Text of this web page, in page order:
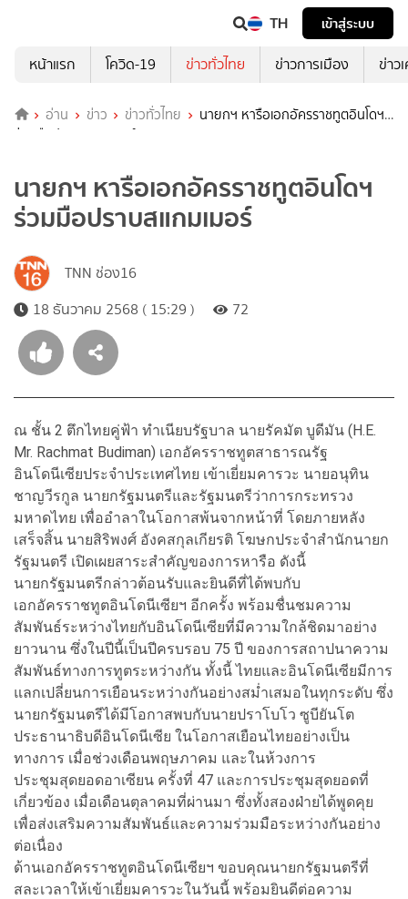
TH
เข้าสู่ระบบ
หน้าแรก
โควิด-19 ข่าวทั่วไทย ข่าวการเมือง ข่าว
อ่าน ข่าว ข่าวทั่วไทย
นายกฯ หารือเอกอัครราชทูตอินโดฯ
ร่วมมือปราบสแกมเมอร์
นายกฯ หารือเอกอัครราชทูตอินโดฯ
ร่วมมือปราบสแกมเมอร์
TNN ช่อง16
18 ธันวาคม 2568 ( 15:29 )
72
ณ ชั้น 2 ตึกไทยคู่ฟ้า ทำเนียบรัฐบาล นายรัคมัต บูดีมัน (H.E.
Mr. Rachmat Budiman) เอกอัครราชทูตสาธารณรัฐ
อินโดนีเซียประจำประเทศไทย เข้าเยี่ยมคารวะ นายอนุทิน
ชาญวีรกูล นายกรัฐมนตรีและรัฐมนตรีว่าการกระทรวง
มหาดไทย เพื่ออำลาในโอกาสพ้นจากหน้าที่ โดยภายหลัง
เสร็จสิ้น นายสิริพงศ์ อังคสกุลเกียรติ โฆษกประจำสำนักนายก
รัฐมนตรี เปิดเผยสาระสำคัญของการหารือ ดังนี้
นายกรัฐมนตรีกล่าวต้อนรับและยินดีที่ได้พบกับ
เอกอัครราชทูตอินโดนีเซียฯ อีกครั้ง พร้อมชื่นชมความ
สัมพันธ์ระหว่างไทยกับอินโดนีเซียที่มีความใกล้ชิดมาอย่าง
ยาวนาน ซึ่งในปีนี้เป็นปีครบรอบ 75 ปี ของการสถาปนาความ
สัมพันธ์ทางการทูตระหว่างกัน ทั้งนี้ ไทยและอินโดนีเซียมีการ
แลกเปลี่ยนการเยือนระหว่างกันอย่างสม่ำเสมอในทุกระดับ ซึ่ง
นายกรัฐมนตรีได้มีโอกาสพบกับนายปราโบโว ซูบียันโต
ประธานาธิบดีอินโดนีเซีย ในโอกาสเยือนไทยอย่างเป็น
ทางการ เมื่อช่วงเดือนพฤษภาคม และในห้วงการ
ประชุมสุดยอดอาเซียน ครั้งที่ 47 และการประชุมสุดยอดที่
เกี่ยวข้อง เมื่อเดือนตุลาคมที่ผ่านมา ซึ่งทั้งสองฝ่ายได้พูดคุย
เพื่อส่งเสริมความสัมพันธ์และความร่วมมือระหว่างกันอย่าง
ต่อเนื่อง
ด้านเอกอัครราชทูตอินโดนีเซียฯ ขอบคุณนายกรัฐมนตรีที่
สละเวลาให้เข้าเยี่ยมคารวะในวันนี้ พร้อมยินดีต่อความ